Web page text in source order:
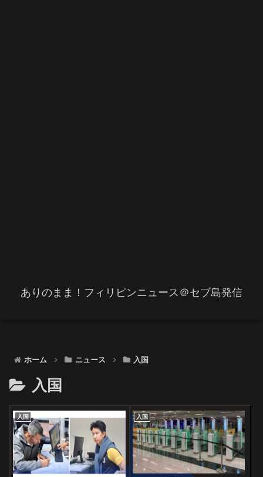
ありのまま！フィリピンニュース＠セブ島発信
ホーム ニュース 入国
入国
入国 入国